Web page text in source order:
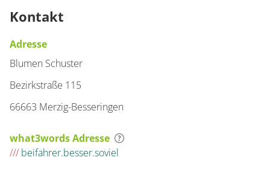
Kontakt
Adresse
Blumen Schuster
Bezirkstraße 115
66663 Merzig-Besseringen
what3words Adresse
/// beifahrer.besser.soviel